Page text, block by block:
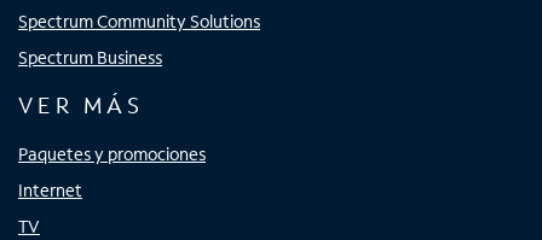
Spectrum Community Solutions
Spectrum Business
VER MÁS
Paquetes y promociones
Internet
TV